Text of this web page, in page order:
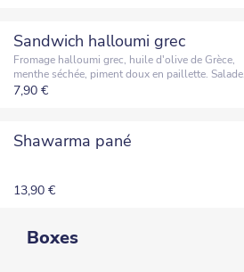
Sandwich halloumi grec
Fromage halloumi grec, huile d'olive de Grèce,
menthe séchée, piment doux en paillette. Salade
composée en guise de décoration, servie
7,90 €
Shawarma pané
13,90 €
Boxes